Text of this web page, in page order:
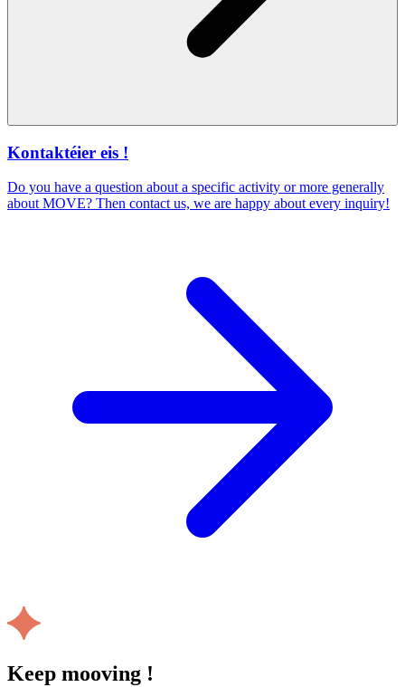
Kontaktéier eis !
Do you have a question about a specific activity or more generally
about MOVE? Then contact us, we are happy about every inquiry!
Keep mooving !